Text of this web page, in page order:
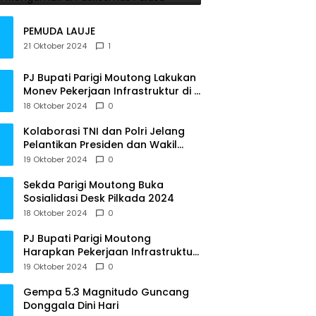
PEMUDA LAUJE
21 Oktober 2024 1
PJ Bupati Parigi Moutong Lakukan
Monev Pekerjaan Infrastruktur di 3
Kecamatan
18 Oktober 2024 0
Kolaborasi TNI dan Polri Jelang
Pelantikan Presiden dan Wakil
Presiden RI
19 Oktober 2024 0
Sekda Parigi Moutong Buka
Sosialidasi Desk Pilkada 2024
18 Oktober 2024 0
PJ Bupati Parigi Moutong
Harapkan Pekerjaan Infrastruktur
Tepat Waktu
19 Oktober 2024 0
Gempa 5.3 Magnitudo Guncang
Donggala Dini Hari